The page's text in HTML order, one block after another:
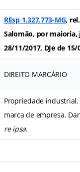
REsp 1.327.773-MG,
Salomão, por maioria,
28/11/2017, DJe de 15/
DIREITO MARCÁRIO
Propriedade
marca de empresa.
re ipsa.